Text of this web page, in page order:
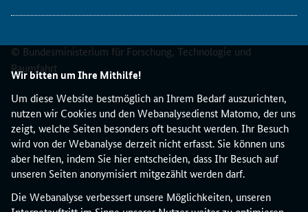
Wir bitten um Ihre Mithilfe!
Um diese Website bestmöglich an Ihrem Bedarf auszurichten,
nutzen wir Cookies und den Webanalysedienst Matomo, der uns
zeigt, welche Seiten besonders oft besucht werden. Ihr Besuch
wird von der Webanalyse derzeit nicht erfasst. Sie können uns
aber helfen, indem Sie hier entscheiden, dass Ihr Besuch auf
unseren Seiten anonymisiert mitgezählt werden darf.
Die Webanalyse verbessert unsere Möglichkeiten, unseren
a
l
e
m
a
f
© Bundesministerium für Forschung, Technologie und
Raumfahrt